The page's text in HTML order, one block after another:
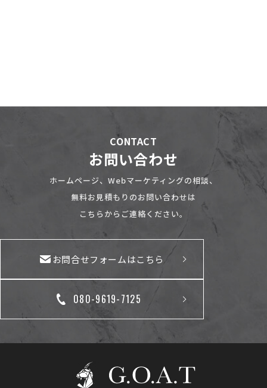
CONTACT
お問い合わせ
ホームページ、Webマーケティングの相談、
無料お見積もりのお問い合わせは
こちらからご連絡ください。
お問合せフォームはこちら
080-9619-7125